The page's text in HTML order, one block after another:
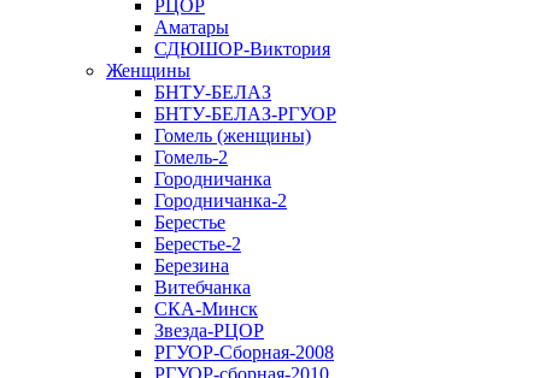
РЦОР
Аматары
СДЮШОР-Виктория
Женщины
БНТУ-БЕЛАЗ
БНТУ-БЕЛАЗ-РГУОР
Гомель (женщины)
Гомель-2
Городничанка
Городничанка-2
Берестье
Берестье-2
Березина
Витебчанка
СКА-Минск
Звезда-РЦОР
РГУОР-Сборная-2008
РГУОР-сборная-2010